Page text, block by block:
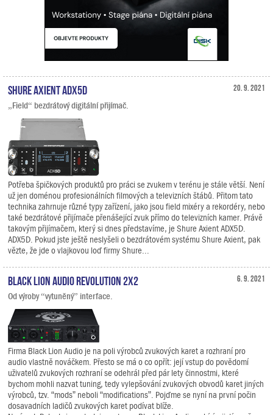
20. 9. 2021
Shure Axient ADX5D
„Field“ bezdrátový digitální přijímač.
Potřeba špičkových produktů pro práci se zvukem v terénu je stále větší. Není
už jen doménou profesionálních filmových a televizních štábů. Přitom tato
technika zahrnuje různé typy zařízení, jako jsou field mixéry a rekordéry, nebo
také bezdrátové přijímače přenášející zvuk přímo do televizních kamer. Právě
takovým přijímačem, který si dnes představíme, je Shure Axient ADX5D.
ADX5D. Pokud jste ještě neslyšeli o bezdrátovém systému Shure Axient, pak
vězte, že jde o vlajkovou loď firmy Shure...
6. 9. 2021
Black Lion Audio Revolution 2x2
Od výroby “vytuněný” interface.
Firma Black Lion Audio je na poli výrobců zvukových karet a rozhraní pro
audio vlastně nováčkem. Přesto se má o co opřít: její vstup do povědomí
uživatelů zvukových rozhraní se odehrál před pár lety činnostmi, které
bychom mohli nazvat tuning, tedy vylepšování zvukových obvodů karet jiných
výrobců, tzv. “mods” neboli “modifications”. Pojďme se nyní na první počin
dosavadních ladičů zvukových karet podívat blíže.